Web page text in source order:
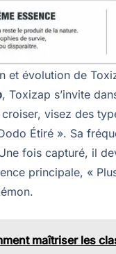
et évolution de
, Toxizap s’invite
visez des
Étiré ». Sa
fois capturé, il
principale, «
maîtriser les